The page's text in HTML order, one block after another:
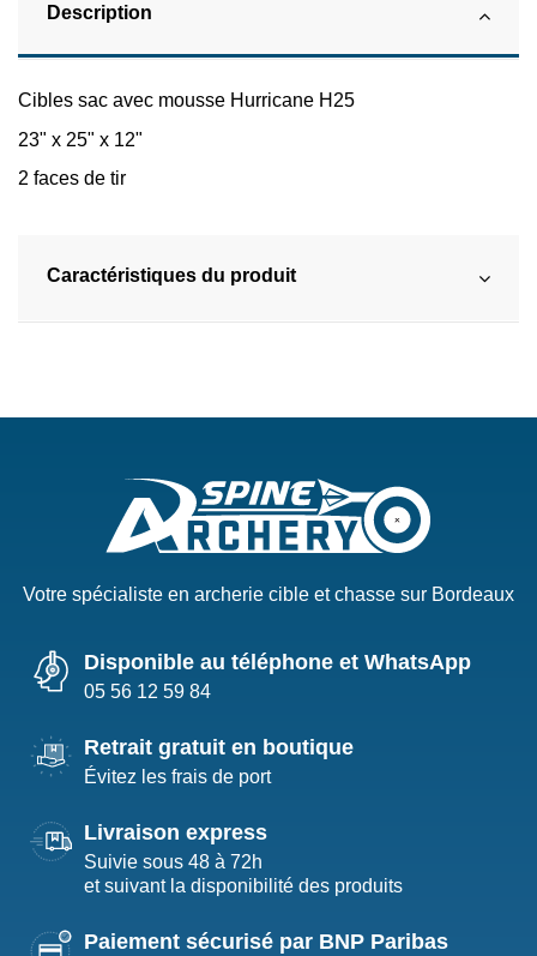
Description
Cibles sac avec mousse Hurricane H25
23" x 25" x 12"
2 faces de tir
Caractéristiques du produit
Votre spécialiste en archerie cible et chasse sur Bordeaux
Disponible au téléphone et WhatsApp
05 56 12 59 84
Retrait gratuit en boutique
Évitez les frais de port
Livraison express
Suivie sous 48 à 72h
et suivant la disponibilité des produits
Paiement sécurisé par BNP Paribas